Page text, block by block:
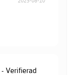
Verifierad